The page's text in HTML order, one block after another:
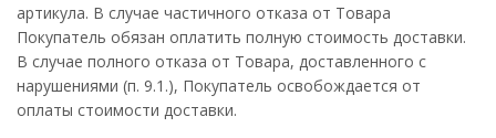
артикула. В случае частичного отказа от Товара
Покупатель обязан оплатить полную стоимость доставки.
В случае полного отказа от Товара, доставленного с
нарушениями (п. 9.1.), Покупатель освобождается от
оплаты стоимости доставки.